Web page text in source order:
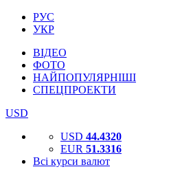
РУС
УКР
ВІДЕО
ФОТО
НАЙПОПУЛЯРНІШІ
СПЕЦПРОЕКТИ
USD
USD 44.4320
EUR 51.3316
Всі курси валют